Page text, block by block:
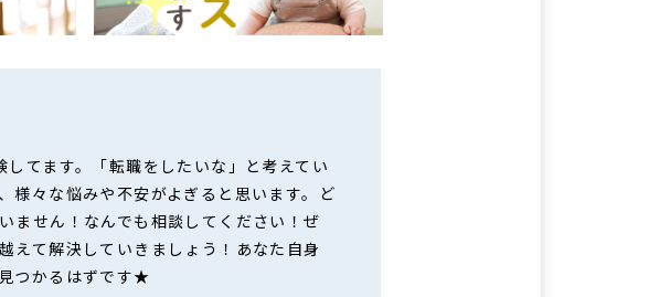
てます。「転職をしたいな」と考えてい
様々な悩みや不安がよぎると思います。ど
ません！なんでも相談してください！ぜ
えて解決していきましょう！あなた自身
つかるはずです★